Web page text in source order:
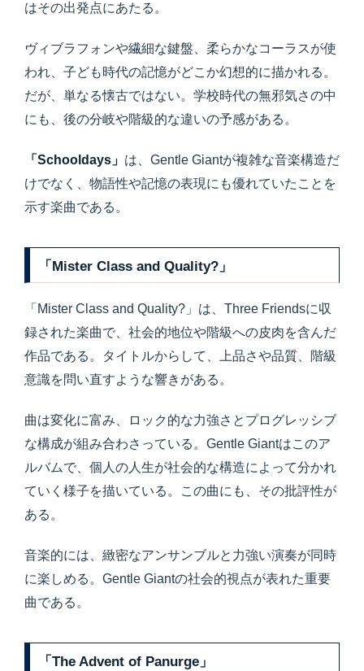
はその出発点にあたる。
ヴィブラフォンや繊細な鍵盤、柔らかなコーラスが使
われ、子ども時代の記憶がどこか幻想的に描かれる。
だが、単なる懐古ではない。学校時代の無邪気さの中
にも、後の分岐や階級的な違いの予感がある。
「Schooldays」 は、Gentle Giantが複雑な音楽構造だ
けでなく、物語性や記憶の表現にも優れていたことを
示す楽曲である。
「Mister Class and Quality?」
「Mister Class and Quality?」は、Three Friendsに収
録された楽曲で、社会的地位や階級への皮肉を含んだ
作品である。タイトルからして、上品さや品質、階級
意識を問い直すような響きがある。
曲は変化に富み、ロック的な力強さとプログレッシブ
な構成が組み合わさっている。Gentle Giantはこのア
ルバムで、個人の人生が社会的な構造によって分かれ
ていく様子を描いている。この曲にも、その批評性が
ある。
音楽的には、緻密なアンサンブルと力強い演奏が同時
に楽しめる。Gentle Giantの社会的視点が表れた重要
曲である。
「The Advent of Panurge」